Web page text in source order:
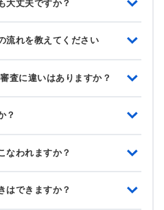
大丈夫ですか？
流れを教えてください
査に違いはありますか？
？
なわれますか？
はできますか？